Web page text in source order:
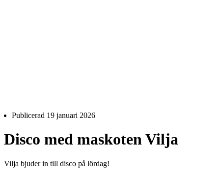
Publicerad 19 januari 2026
Disco med maskoten Vilja
Vilja bjuder in till disco på lördag!